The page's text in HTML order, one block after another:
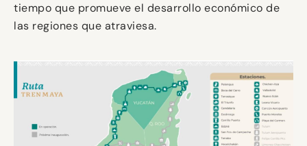
tiempo que promueve el desarrollo económico de
las regiones que atraviesa.